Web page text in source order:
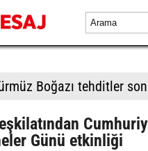
Günü etkinliği